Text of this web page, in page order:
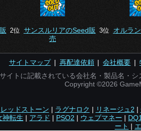
2位 サンスルリアのSeed販
売
3位 オルラ
サイトマップ| 再配達依頼|会社概要 |
イトに記載されている会社名・製品名・
Copyright ©2026
レッドストーン | ラグナロク | リネージュ2 |
神転生 | アラド | PSO2 | ウェブマネー |
ート |